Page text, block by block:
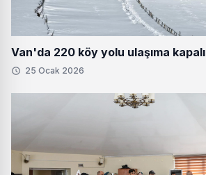
Van'da 220 köy yolu ulaşıma kapalı
25 Ocak 2026